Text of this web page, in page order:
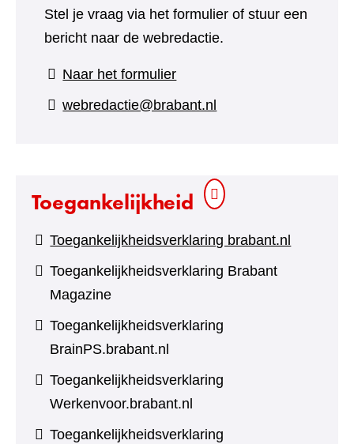
Stel je vraag via het formulier of stuur een
bericht naar de webredactie.
Naar het formulier(verwijst
naar
webredactie@brabant.nl
Toegankelijkheid
Toegankelijkheidsverklaring brabant.nl
Toegankelijkheidsverklaring Brabant
Magazine
Toegankelijkheidsverklaring
BrainPS.brabant.nl
Toegankelijkheidsverklaring
Werkenvoor.brabant.nl
Toegankelijkheidsverklaring